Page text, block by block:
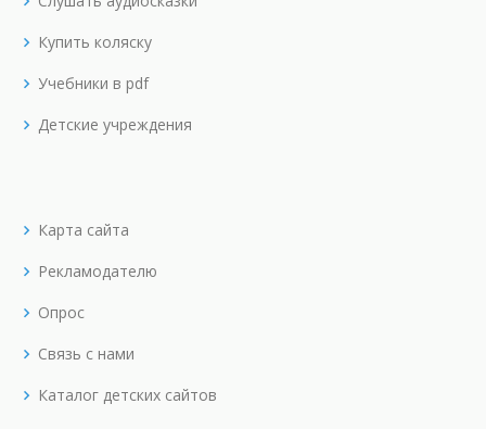
Купить коляску
Учебники в pdf
Детские учреждения
Карта сайта
Рекламодателю
Опрос
Связь с нами
Каталог детских сайтов